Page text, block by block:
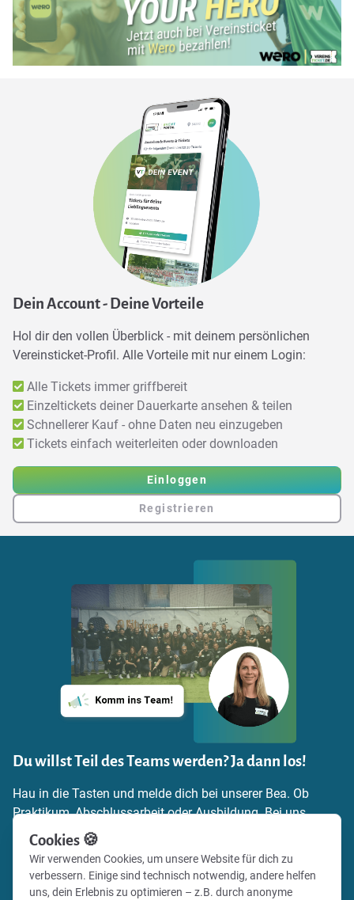
Dein Account - Deine Vorteile
Hol dir den vollen Überblick - mit deinem persönlichen
Vereinsticket-Profil. Alle Vorteile mit nur einem Login:
Alle Tickets immer griffbereit
Einzeltickets deiner Dauerkarte ansehen & teilen
Schnellerer Kauf - ohne Daten neu einzugeben
Tickets einfach weiterleiten oder downloaden
Einloggen
Registrieren
Du willst Teil des Teams werden? Ja dann los!
Hau in die Tasten und melde dich bei unserer Bea. Ob
Praktikum, Abschlussarbeit oder Ausbildung. Bei uns
findest du die Möglichkeit, dich einzubringen,
Verantwortung zu übernehmen und echte Praxiserfahrung
zu sammeln. Schick uns einfach deine
Bewerbungsunterlagen und zeig uns, warum du zu uns
Cookies 🍪
Wir verwenden Cookies, um unsere Website für dich zu
verbessern. Einige sind technisch notwendig, andere helfen
uns, dein Erlebnis zu optimieren – z.B. durch anonyme